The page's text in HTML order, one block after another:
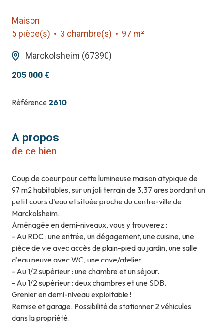
Maison
5 pièce(s)
3 chambre(s) 97 m²
Marckolsheim (67390)
205 000 €
Référence 2610
A propos
de ce bien
Coup de coeur pour cette lumineuse maison atypique de
97 m2 habitables, sur un joli terrain de 3,37 ares bordant un
petit cours d'eau et située proche du centre-ville de
Marckolsheim.
Aménagée en demi-niveaux, vous y trouverez :
- Au RDC : une entrée, un dégagement, une cuisine, une
pièce de vie avec accès de plain-pied au jardin, une salle
d'eau neuve avec WC, une cave/atelier.
- Au 1/2 supérieur : une chambre et un séjour.
- Au 1/2 supérieur : deux chambres et une SDB.
Grenier en demi-niveau exploitable !
Remise et garage. Possibilité de stationner 2 véhicules
dans la propriété.